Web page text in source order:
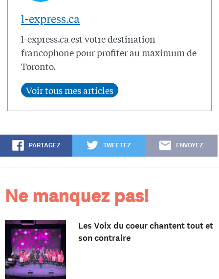
l-express.ca
l-express.ca est votre destination
francophone pour profiter au maximum de
Toronto.
PARTAGEZ TWEETEZ ENVOYEZ
Ne manquez pas!
Les Voix du coeur chantent tout et
son contraire